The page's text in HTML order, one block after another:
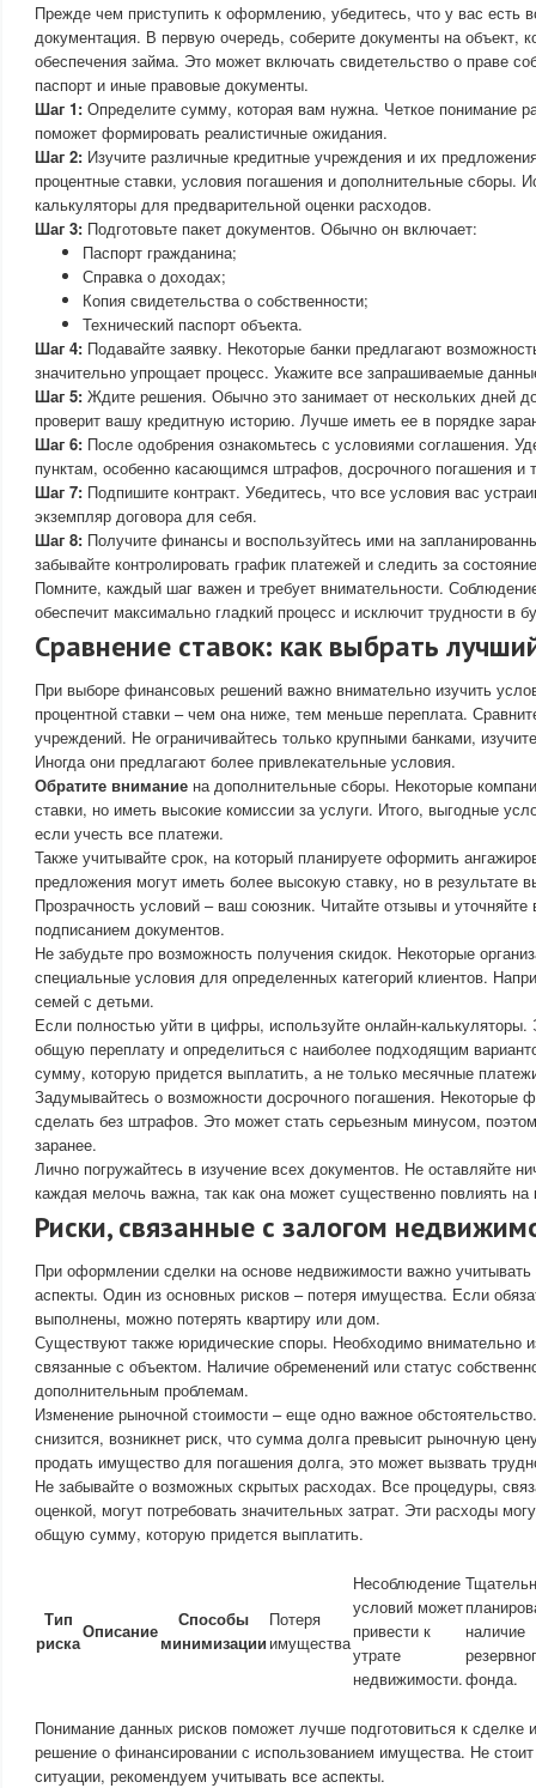
Прежде чем приступить к оформлению, убедитесь, что у вас есть
документация. В первую очередь, соберите документы на объект,
обеспечения займа. Это может включать свидетельство о праве
паспорт и иные правовые документы.
Шаг 1: Определите сумму, которая вам нужна. Четкое понимание
поможет формировать реалистичные ожидания.
Шаг 2: Изучите различные кредитные учреждения и их
процентные ставки, условия погашения и дополнительные сборы.
калькуляторы для предварительной оценки расходов.
Шаг 3: Подготовьте пакет документов. Обычно он включает:
Паспорт гражданина;
Справка о доходах;
Копия свидетельства о собственности;
Технический паспорт объекта.
Шаг 4: Подавайте заявку. Некоторые банки предлагают
значительно упрощает процесс. Укажите все запрашиваемые
Шаг 5: Ждите решения. Обычно это занимает от нескольких дней
проверит вашу кредитную историю. Лучше иметь ее в порядке
Шаг 6: После одобрения ознакомьтесь с условиями соглашения.
пунктам, особенно касающимся штрафов, досрочного погашения и
Шаг 7: Подпишите контракт. Убедитесь, что все условия вас
экземпляр договора для себя.
Шаг 8: Получите финансы и воспользуйтесь ими на
забывайте контролировать график платежей и следить за
Помните, каждый шаг важен и требует внимательности.
обеспечит максимально гладкий процесс и исключит трудности в
Сравнение ставок: как выбрать
При выборе финансовых решений важно внимательно изучить
процентной ставки – чем она ниже, тем меньше переплата.
учреждений. Не ограничивайтесь только крупными банками,
Иногда они предлагают более привлекательные условия.
Обратите внимание на дополнительные сборы. Некоторые
ставки, но иметь высокие комиссии за услуги. Итого, выгодные
если учесть все платежи.
Также учитывайте срок, на который планируете оформить
предложения могут иметь более высокую ставку, но в результате
Прозрачность условий – ваш союзник. Читайте отзывы и
подписанием документов.
Не забудьте про возможность получения скидок. Некоторые
специальные условия для определенных категорий клиентов.
семей с детьми.
Если полностью уйти в цифры, используйте онлайн-калькуляторы.
общую переплату и определиться с наиболее подходящим
сумму, которую придется выплатить, а не только месячные
Задумывайтесь о возможности досрочного погашения. Некоторые
сделать без штрафов. Это может стать серьезным минусом,
заранее.
Лично погружайтесь в изучение всех документов. Не оставляйте
каждая мелочь важна, так как она может существенно повлиять на
Риски, связанные с залогом
При оформлении сделки на основе недвижимости важно
аспекты. Один из основных рисков – потеря имущества. Если
выполнены, можно потерять квартиру или дом.
Существуют также юридические споры. Необходимо внимательно
связанные с объектом. Наличие обременений или статус
дополнительным проблемам.
Изменение рыночной стоимости – еще одно важное
снизится, возникнет риск, что сумма долга превысит рыночную
продать имущество для погашения долга, это может вызвать
Не забывайте о возможных скрытых расходах. Все процедуры,
оценкой, могут потребовать значительных затрат. Эти расходы
общую сумму, которую придется выплатить.
Тип
риска
Описание
Способы
минимизации
Потеря
имущества
Несоблюдение
условий может
привести к
утрате
недвижимости.
наличие
фонда.
Понимание данных рисков поможет лучше подготовиться к сделке
решение о финансировании с использованием имущества. Не стоит
ситуации, рекомендуем учитывать все аспекты.